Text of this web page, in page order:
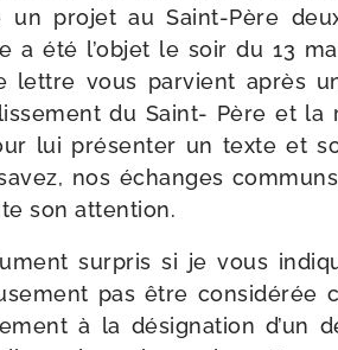
un pro­jet au Saint-​Père
a été l’objet le soir du 13
lettre vous par­vient après
du Saint- Père et la
lui pré­sen­ter un texte et
nos échanges
son attention.
sur­pris si je vous
pas être consi­dé­rée
à la dési­gna­tion d’un